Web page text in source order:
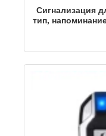
Сигнализация
тип,
иглой, вода
водой,